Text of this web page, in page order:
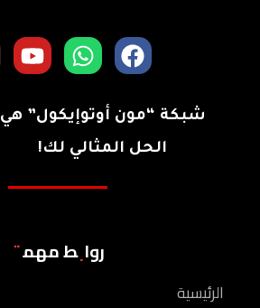
شبكة “مون أوتوإيكول” هي
الحل المثالي لك!
روابط مهمة
الرئيسية